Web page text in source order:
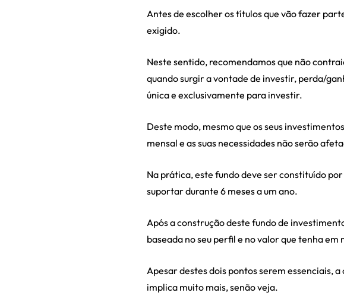
Antes de escolher os títulos que vão fazer
exigido.
Neste sentido, recomendamos que não
quando surgir a vontade de investir, perda/
única e exclusivamente para investir.
Deste modo, mesmo que os seus
mensal e as suas necessidades não serão
Na prática, este fundo deve ser constituído
suportar durante 6 meses a um ano.
Após a construção deste fundo de
baseada no seu perfil e no valor que tenha em
Apesar destes dois pontos serem essenciais,
implica muito mais, senão veja.